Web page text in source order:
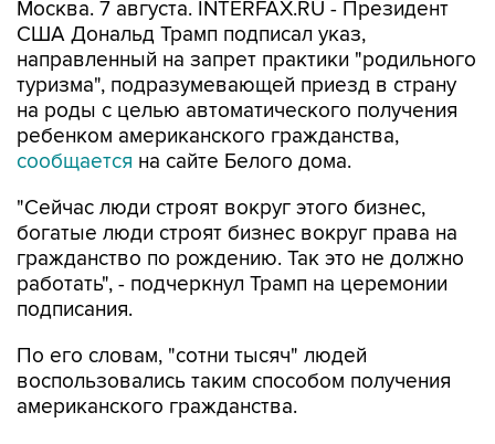
направленный на запрет практики "родильного
туризма", подразумевающей приезд в страну
на роды с целью автоматического получения
ребенком американского гражданства,
сообщаетсяна сайте Белого дома.
"Сейчас люди строят вокруг этого бизнес,
гражданство по рождению. Так это не должно
работать", - подчеркнул Трамп на церемонии
подписания.
По его словам, "сотни тысяч" людей
американского гражданства.
Президент подписал еще один указ, также